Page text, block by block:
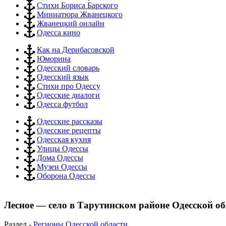
Стихи Бориса Барского
Миниатюра Жванецкого
Жванецкий онлайн
Одесса кино
Как на Дерибасовской
Юморина
Одесский словарь
Одесский язык
Стихи про Одессу
Одесские диалоги
Одесса футбол
Одесские рассказы
Одесские рецепты
Одесская кухня
Улицы Одессы
Дома Одессы
Музеи Одессы
Оборона Одессы
Лесное — село в Тарутинском районе Одесской